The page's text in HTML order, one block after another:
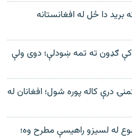
په څېر ورته بريد دا ځل له افغانستانه
ګډون ته تمه ښودلې؛ دوی ولې
درې کاله پوره شول؛ افغانان له
له لسیزو راهیسې مطرح وه؛